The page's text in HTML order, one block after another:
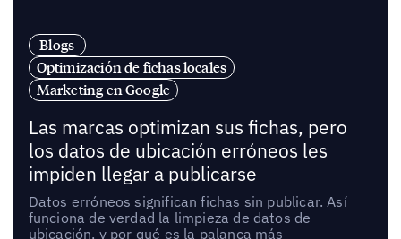
Blogs
Optimización de fichas locales
Marketing en Google
Las marcas optimizan sus fichas, pero
los datos de ubicación erróneos les
impiden llegar a publicarse
Datos erróneos significan fichas sin publicar. Así
funciona de verdad la limpieza de datos de
ubicación, y por qué es la palanca más